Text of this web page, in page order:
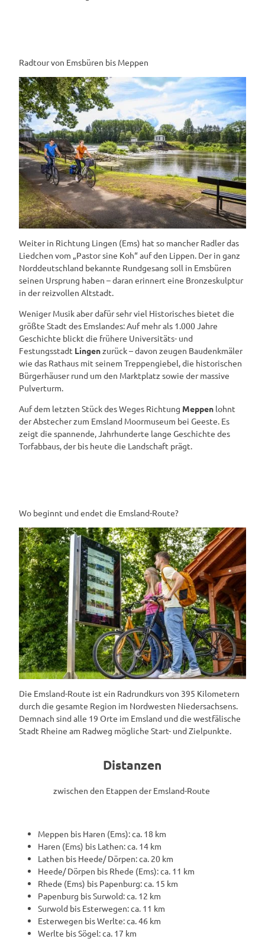
Radtour von Emsbüren bis Meppen
Weiter in Richtung Lingen (Ems) hat so mancher Radler das
Liedchen vom „Pastor sine Koh“ auf den Lippen. Der in ganz
Norddeutschland bekannte Rundgesang soll in Emsbüren
seinen Ursprung haben – daran erinnert eine Bronzeskulptur
in der reizvollen Altstadt.
Weniger Musik aber dafür sehr viel Historisches bietet die
größte Stadt des Emslandes: Auf mehr als 1.000 Jahre
Geschichte blickt die frühere Universitäts- und
Festungsstadt Lingenzurück – davon zeugen Baudenkmäler
wie das Rathaus mit seinem Treppengiebel, die historischen
Bürgerhäuser rund um den Marktplatz sowie der massive
Pulverturm.
Auf dem letzten Stück des Weges Richtung Meppen lohnt
der Abstecher zum Emsland Moormuseum bei Geeste. Es
zeigt die spannende, Jahrhunderte lange Geschichte des
Torfabbaus, der bis heute die Landschaft prägt.
Wo beginnt und endet die Emsland-Route?
Die Emsland-Route ist ein Radrundkurs von 395 Kilometern
durch die gesamte Region im Nordwesten Niedersachsens.
Demnach sind alle 19 Orte im Emsland und die westfälische
Stadt Rheine am Radweg mögliche Start- und Zielpunkte.
Distanzen
zwischen den Etappen der Emsland-Route
Meppen bis Haren (Ems): ca. 18 km
Haren (Ems) bis Lathen: ca. 14 km
Lathen bis Heede/ Dörpen: ca. 20 km
Heede/ Dörpen bis Rhede (Ems): ca. 11 km
Rhede (Ems) bis Papenburg: ca. 15 km
Papenburg bis Surwold: ca. 12 km
Surwold bis Esterwegen: ca. 11 km
Esterwegen bis Werlte: ca. 46 km
Werlte bis Sögel: ca. 17 km